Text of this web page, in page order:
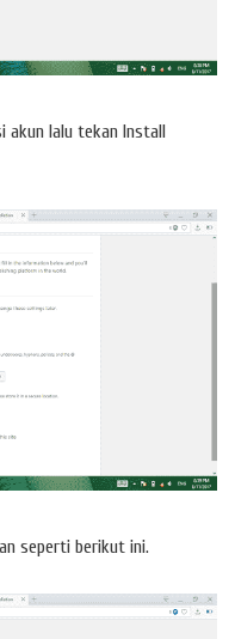
akun lalu tekan Install
seperti berikut ini.